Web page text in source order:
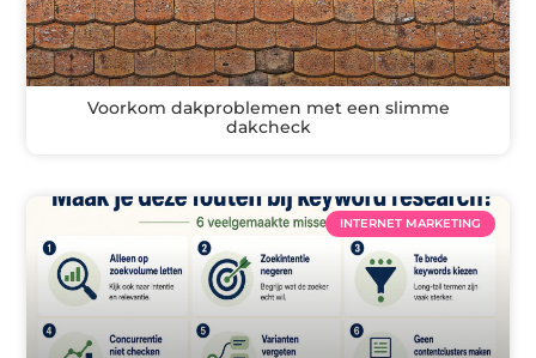
Voorkom dakproblemen met een slimme
dakcheck
INTERNET MARKETING